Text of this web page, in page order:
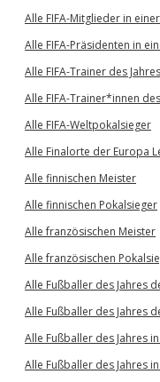
Alle FIFA-Mitglieder in
Alle FIFA-Präsidenten in
Alle FIFA-Trainer des Jahres
Alle FIFA-Trainer*innen
Alle FIFA-Weltpokalsieger
Alle Finalorte der Europa
Alle finnischen Meister
Alle finnischen Pokalsieger
Alle französischen Meister
Alle französischen
Alle Fußballer des Jahres
Alle Fußballer des Jahres
Alle Fußballer des Jahres
Alle Fußballer des Jahres